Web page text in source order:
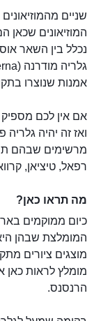
שניים
נכלל בין השאר
אמנות שנוצרו
אם אין לכם מספיק
מרשימים שבהם
רפאל, טיציאן,
מה תראו כאן?
כיום ממוקמים
מוצגים ציורים
מומלץ לראות כאן
הרנסנס.